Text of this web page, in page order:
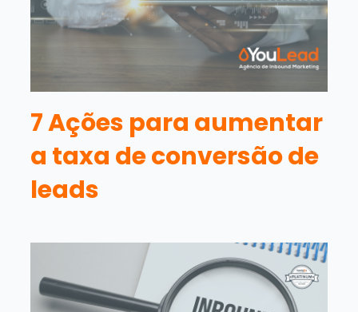
7 Ações para aumentar
a taxa de conversão de
leads